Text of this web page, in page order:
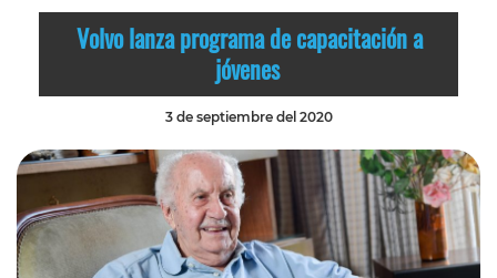
Volvo lanza programa de capacitación a
jóvenes
3 de septiembre del 2020